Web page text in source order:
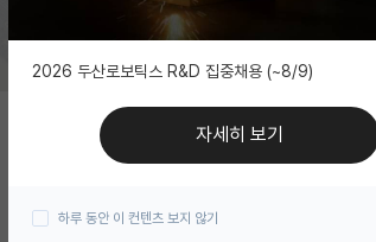
2026 두산로보틱스 R&D 집중채용 (~8/9)
자세히 보기
하루 동안 이 컨텐츠 보지 않기